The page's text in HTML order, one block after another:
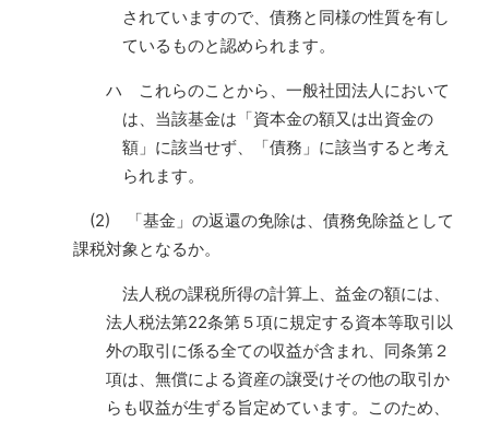
されていますので、債務と同様の性質を有し
ているものと認められます。
ハ これらのことから、一般社団法人において
は、当該基金は「資本金の額又は出資金の
額」に該当せず、「債務」に該当すると考え
られます。
(2) 「基金」の返還の免除は、債務免除益として
課税対象となるか。
法人税の課税所得の計算上、益金の額には、
法人税法第22条第５項に規定する資本等取引以
外の取引に係る全ての収益が含まれ、同条第２
項は、無償による資産の譲受けその他の取引か
らも収益が生ずる旨定めています。このため、